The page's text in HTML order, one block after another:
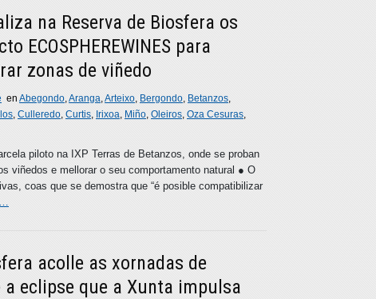
na Reserva de Biosfera os
ECOSPHEREWINES para
zonas de viñedo
en Abegondo,Aranga,Arteixo, Bergondo, Betanzos,
, Culleredo, Curtis, Irixoa, Miño, Oleiros, Oza Cesuras,
piloto na IXP Terras de Betanzos, onde se proban
viñedos e mellorar o seu comportamento natural ● O
coas que se demostra que “é posible compatibilizar
…
acolle as xornadas de
eclipse que a Xunta impulsa